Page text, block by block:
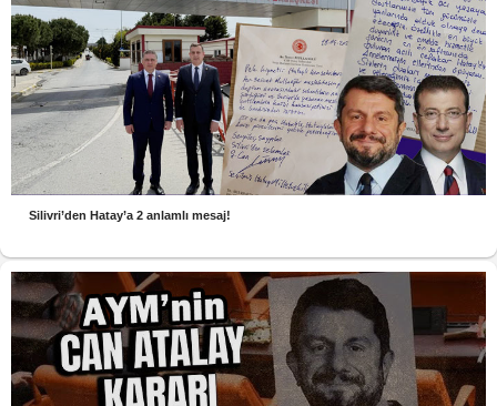
Silivri’den Hatay’a 2 anlamlı mesaj!